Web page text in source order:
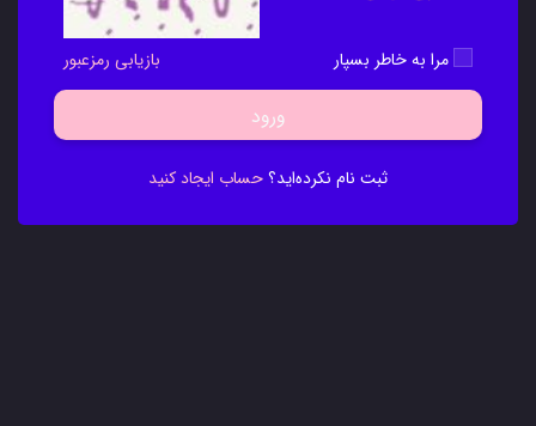
مرا به خاطر بسپار بازیابی رمزعبور
ورود
ثبت نام نکرده‌اید؟ حساب ایجاد کنید